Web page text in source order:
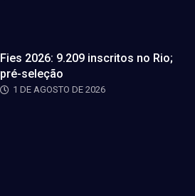
Fies 2026: 9.209 inscritos no Rio;
pré-seleção
1 DE AGOSTO DE 2026